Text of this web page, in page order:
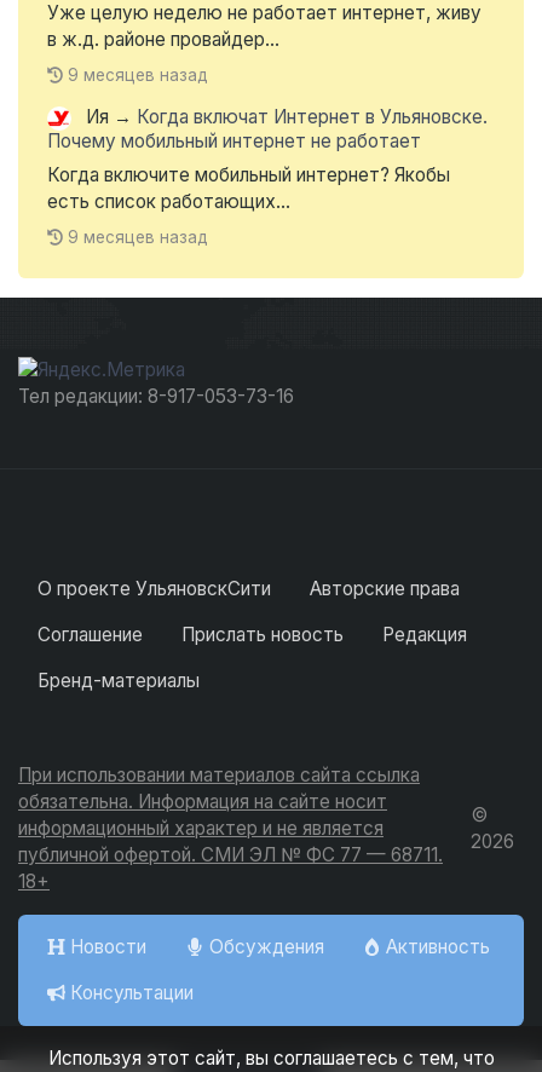
Уже целую неделю не работает интернет, живу
в ж.д. районе провайдер...
9 месяцев назад
Ия → Когда включат Интернет в Ульяновске.
Почему мобильный интернет не работает
Когда включите мобильный интернет? Якобы
есть список работающих...
9 месяцев назад
Тел редакции: 8-917-053-73-16
О проекте УльяновскСити
Авторские права
Соглашение
Прислать новость
Редакция
Бренд-материалы
При использовании материалов сайта ссылка
обязательна. Информация на сайте носит
информационный характер и не является
публичной офертой. СМИ ЭЛ № ФС 77 — 68711.
18+
©
2026
Новости Обсуждения
Активность
Консультации
Используя этот сайт, вы соглашаетесь с тем, что